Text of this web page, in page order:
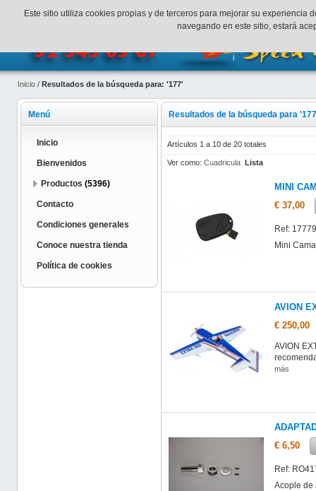
¡Bienvenidos a SpeedHobbys! Mi cuenta Finalizar
Inicio / Resultados de la búsqueda para: '177'
Resultados de la búsqueda para
Artículos 1 a 10 de 20 totales
Ver como: Cuadricula Lista
MINI
€ 37,00
Ref:
Mini
AVION
€ 250,00
AVION
más
€ 6,50
Ref:
Acople de
Menú
Inicio
Bienvenidos
Productos (5396)
Contacto
Condiciones generales
Conoce nuestra tienda
Política de cookies
Este sitio utiliza cookies propias y de terceros para mejorar su
navegando en este sitio, estará